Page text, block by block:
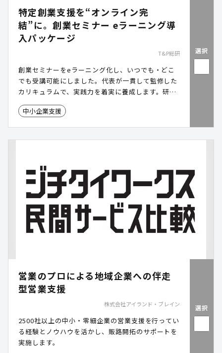
特定創業支援を“オンライン完
結”に。創業セミナー eラーニング導
入パッケージ
T&P総研
創業セミナーをeラーニング化し、いつでも・どこ
でも受講可能にしました。代表が一貫して監修した
カリキュラムで、実践力を着実に養成します。研修
後や開業後には個別相談も行い、継続的に伴走フォ
ロー。導入は、特定創業支援等事業の「指定セミナ
中小企業支援
選択
営業のプロによる地域企業への伴走
型営業支援
株式会社アイランド・ブレイン
2500社以上の中小・零細企業の営業支援を行ってい
る経験とノウハウを活かし、販路開拓のサポートを
実施します。
選択